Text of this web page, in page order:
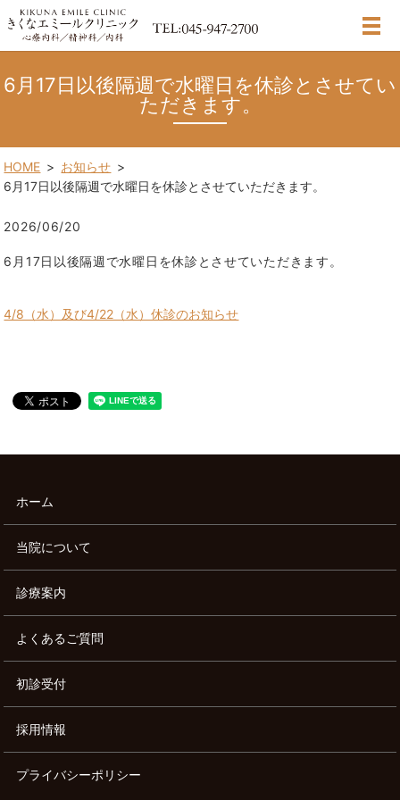
6月17日以後隔週で水曜日を休診とさせてい
ただきます。
HOME
お知らせ
6月17日以後隔週で水曜日を休診とさせていただきます。
2026/06/20
6月17日以後隔週で水曜日を休診とさせていただきます。
4/8（水）及び4/22（水）休診のお知らせ
ホーム
当院について
診療案内
よくあるご質問
初診受付
採用情報
プライバシーポリシー